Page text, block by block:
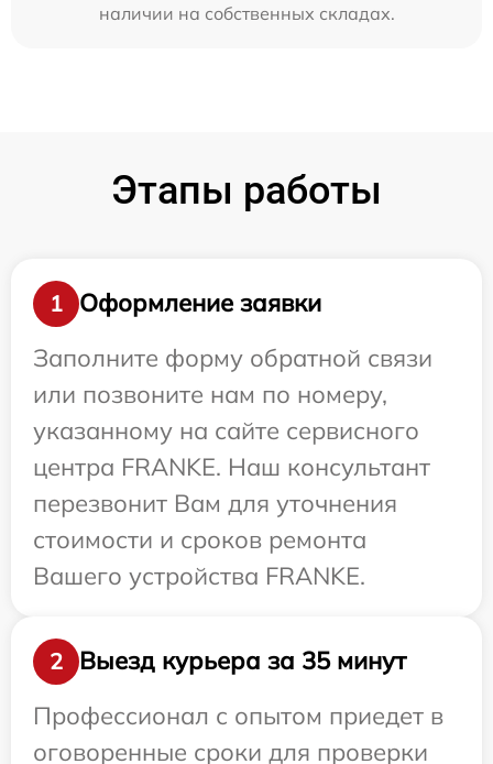
наличии на собственных складах.
Этапы работы
1
Оформление заявки
Заполните форму обратной связи
или позвоните нам по номеру,
указанному на сайте сервисного
центра FRANKE. Наш консультант
перезвонит Вам для уточнения
стоимости и сроков ремонта
Вашего устройства FRANKE.
2
Выезд курьера за 35 минут
Профессионал с опытом приедет в
оговоренные сроки для проверки